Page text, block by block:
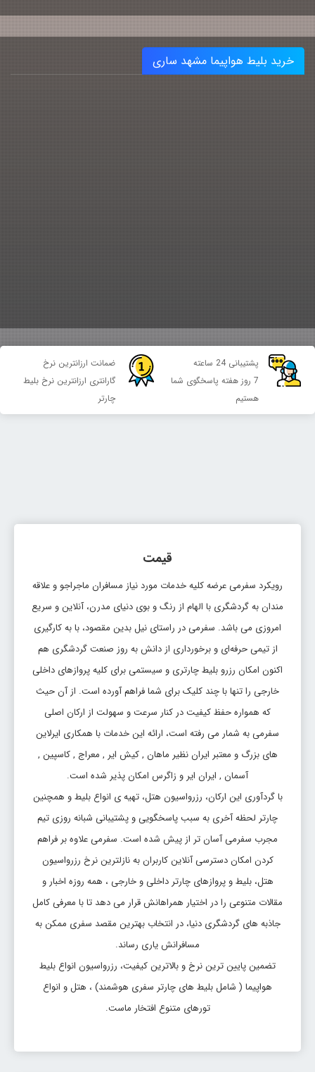
خرید بلیط هواپیما مشهد ساری
پشتیبانی 24 ساعته
7 روز هفته پاسخگوی شما
هستیم
ضمانت ارزانترین نرخ
گارانتری ارزانترین نرخ بلیط
چارتر
قیمت
رویکرد سفرمی عرضه کلیه خدمات مورد نیاز مسافران ماجراجو و علاقه
مندان به گردشگری با الهام از رنگ و بوی دنیای مدرن، آنلاین و سریع
امروزی می باشد. سفرمی در راستای نیل بدین مقصود، با به کارگیری
از تیمی حرفه‌ای و برخورداری از دانش به روز صنعت گردشگری هم
اکنون امکان رزرو بلیط چارتری و سیستمی برای کلیه پروازهای داخلی
خارجی را تنها با چند کلیک برای شما فراهم آورده است. از آن حیث
که همواره حفظ کیفیت در کنار سرعت و سهولت از ارکان اصلی
سفرمی به شمار می رفته است، ارائه این خدمات با همکاری ایرلاین
های بزرگ و معتبر ایران نظیر ماهان , کیش ایر , معراج , کاسپین ,
آسمان , ایران ایر و زاگرس امکان پذیر شده است.
با گردآوری این ارکان، رزرواسیون هتل، تهیه ی انواع بلیط و همچنین
چارتر لحظه آخری به سبب پاسخگویی و پشتیبانی شبانه روزی تیم
مجرب سفرمی آسان تر از پیش شده است. سفرمی علاوه بر فراهم
کردن امکان دسترسی آنلاین کاربران به نازلترین نرخ رزرواسیون
هتل، بلیط و پروازهای چارتر داخلی و خارجی ، همه روزه اخبار و
مقالات متنوعی را در اختیار همراهانش قرار می دهد تا با معرفی کامل
جاذبه های گردشگری دنیا، در انتخاب بهترین مقصد سفری ممکن به
مسافرانش یاری رساند.
تضمین پایین ترین نرخ و بالاترین کیفیت، رزرواسیون انواع بلیط
هواپیما ( شامل بلیط های چارتر سفری هوشمند) ، هتل و انواع
تورهای متنوع افتخار ماست.